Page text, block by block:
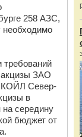
258 АЗС,
необходимо
требований
акцизы ЗАО
Север-
в
середину
бюджет от